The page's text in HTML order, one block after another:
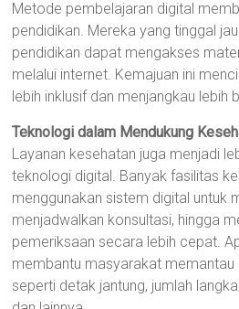
Metode pembelajaran digital
pendidikan. Mereka yang tinggal
pendidikan dapat mengakses
melalui internet. Kemajuan ini
lebih inklusif dan menjangkau lebih
Teknologi dalam Mendukung
Layanan kesehatan juga menjadi
teknologi digital. Banyak fasilitas
menggunakan sistem digital untuk
menjadwalkan konsultasi, hingga
pemeriksaan secara lebih cepat.
membantu masyarakat memantau
seperti detak jantung, jumlah